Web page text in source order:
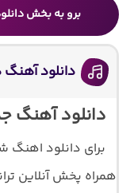
برو به بخش
دانلود آهنگ
دانلود آهنگ
برای دانلود اهنگ
همراه پخش آنلاین